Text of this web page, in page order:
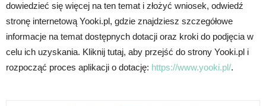
dowiedzieć się więcej na ten temat i złożyć wniosek, odwiedź
stronę internetową Yooki.pl, gdzie znajdziesz szczegółowe
informacje na temat dostępnych dotacji oraz kroki do podjęcia w
celu ich uzyskania. Kliknij tutaj, aby przejść do strony Yooki.pl i
rozpocząć proces aplikacji o dotację: https://www.yooki.pl/.